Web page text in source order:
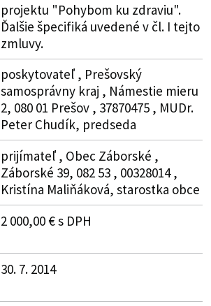
projektu "Pohybom ku zdraviu".
Ďalšie špecifiká uvedené v čl. I tejto
zmluvy.
poskytovateľ , Prešovský
samosprávny kraj , Námestie mieru
2, 080 01 Prešov , 37870475 , MUDr.
Peter Chudík, predseda
prijímateľ , Obec Záborské ,
Záborské 39, 082 53 , 00328014 ,
Kristína Maliňáková, starostka obce
2 000,00 € s DPH
30. 7. 2014